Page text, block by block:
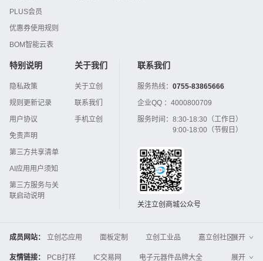
PLUS会员
优惠券使用规则
BOM智能云表
特别说明
隐私政策
规则更新记录
用户协议
免责声明
第三方共享清单
AI应用用户须知
第三方服务与关
联启动说明
关于我们
关于立创
联系我们
手机立创
联系我们
服务热线： 0755-83865666
企业QQ ： 4000800709
服务时间： 8:30-18:30（工作日）
9:00-18:00（节假日）
关注立创商城公众号
成员网站： 立创芯应用 面板定制 立创工业品
嘉立创社区
3D打印
嘉立创FPC 嘉立创PCB 嘉立创FA
展开
友情链接： PCB打样 IC交易网 电子元器件品牌大全 展开